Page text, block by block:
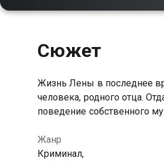
Сюжет
Жизнь Лены в последнее
человека, родного отца.
поведение собственного
Жанр
Криминал,